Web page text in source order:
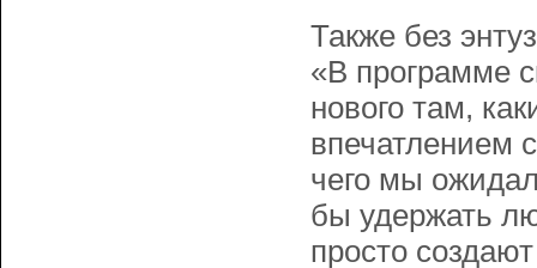
Также без
«В программе
нового там,
впечатлением
чего мы
бы удержать
просто